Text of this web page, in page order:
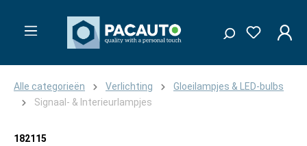
Alle categorieën Verlichting
Gloeilampjes & LED-bulbs
Signaal- & Interieurlampjes
182115